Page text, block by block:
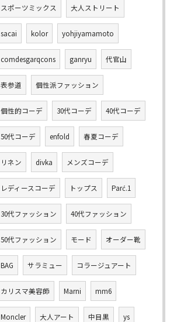
スポーツミックス 大人ストリート
sacai kolor yohjiyamamoto
comdesgarqcons ganryu 代官山
表参道 個性派ファッション
個性的コーデ 30代コーデ 40代コーデ
50代コーデ enfold 春夏コーデ
リネン divka メンズコーデ
レディースコーデ トップス Parć.1
30代ファッション 40代ファッション
50代ファッション モード オーダー靴
BAG サラミュー コラージュアート
カリスマ美容師 Marni mm6
Moncler 大人アート 中目黒 ys